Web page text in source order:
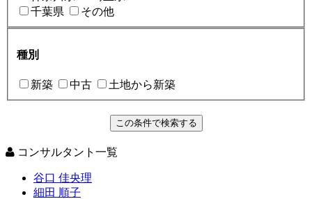
千葉県
その他
種別
新築 中古 土地から新築
コンサルタント一覧
谷口 佳央理
細田 順子